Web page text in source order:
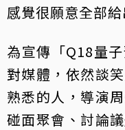
感覺很願意全部給
為宣傳「Q18量
對媒體，依然談
熟悉的人，導演
碰面聚會、討論